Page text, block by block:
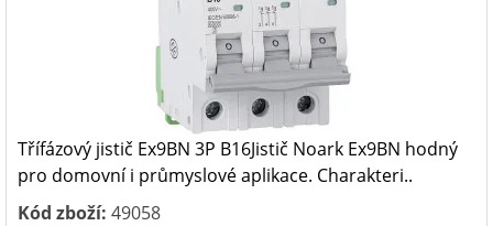
Třífázový jistič Ex9BN 3P B16Jistič Noark Ex9BN hodný
pro domovní i průmyslové aplikace. Charakteri..
Kód zboží: 49058